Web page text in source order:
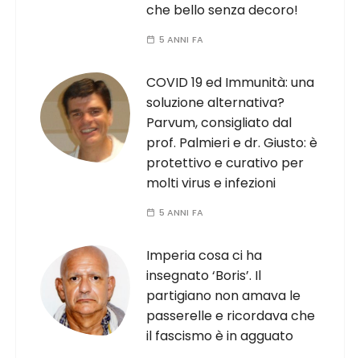
che bello senza decoro!
5 ANNI FA
COVID 19 ed Immunità: una
soluzione alternativa?
Parvum, consigliato dal
prof. Palmieri e dr. Giusto: è
protettivo e curativo per
molti virus e infezioni
5 ANNI FA
Imperia cosa ci ha
insegnato ‘Boris’. Il
partigiano non amava le
passerelle e ricordava che
il fascismo è in agguato